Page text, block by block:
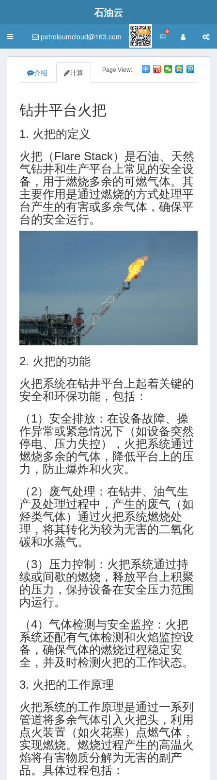
石油云
Toggle
petroleumcloud@163.com
关注 9
介绍 计算 Page View:
钻井平台火把
1. 火把的定义
火把（Flare Stack）是石油、天然
气钻井和生产平台上常见的安全设
备，用于燃烧多余的可燃气体。其
主要作用是通过燃烧的方式处理平
台产生的有害或多余气体，确保平
台的安全运行。
2. 火把的功能
火把系统在钻井平台上起着关键的
安全和环保功能，包括：
（1）安全排放：在设备故障、操
作异常或紧急情况下（如设备突然
停电、压力失控），火把系统通过
燃烧多余的气体，降低平台上的压
力，防止爆炸和火灾。
（2）废气处理：在钻井、油气生
产及处理过程中，产生的废气（如
烃类气体）通过火把系统燃烧处
理，将其转化为较为无害的二氧化
碳和水蒸气。
（3）压力控制：火把系统通过持
续或间歇的燃烧，释放平台上积聚
的压力，保持设备在安全压力范围
内运行。
（4）气体检测与安全监控：火把
系统还配有气体检测和火焰监控设
备，确保气体的燃烧过程稳定安
全，并及时检测火把的工作状态。
3. 火把的工作原理
火把系统的工作原理是通过一系列
管道将多余气体引入火把头，利用
点火装置（如火花塞）点燃气体，
实现燃烧。燃烧过程产生的高温火
焰将有害物质分解为无害的副产
品。具体过程包括：